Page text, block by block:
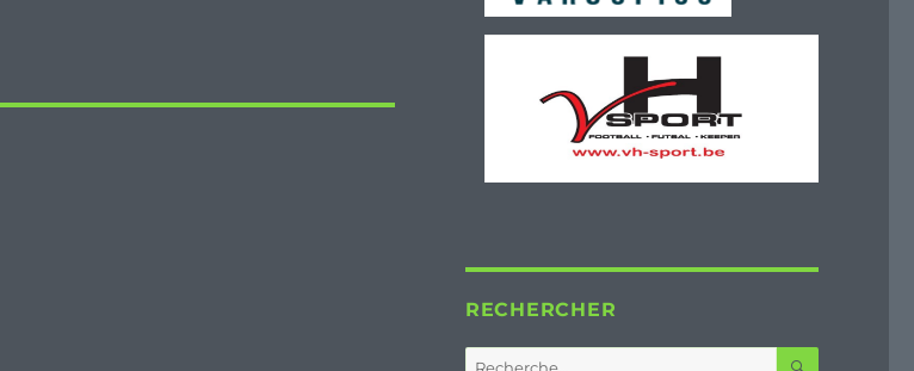
RECHERCHER
Recherche